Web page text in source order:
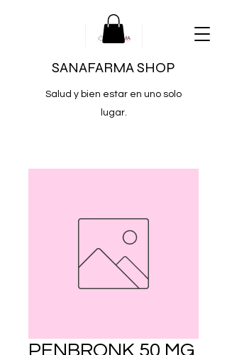
SANAFARMA SHOP
Salud y bien estar en uno solo
lugar.
PENBRONK 50 MG